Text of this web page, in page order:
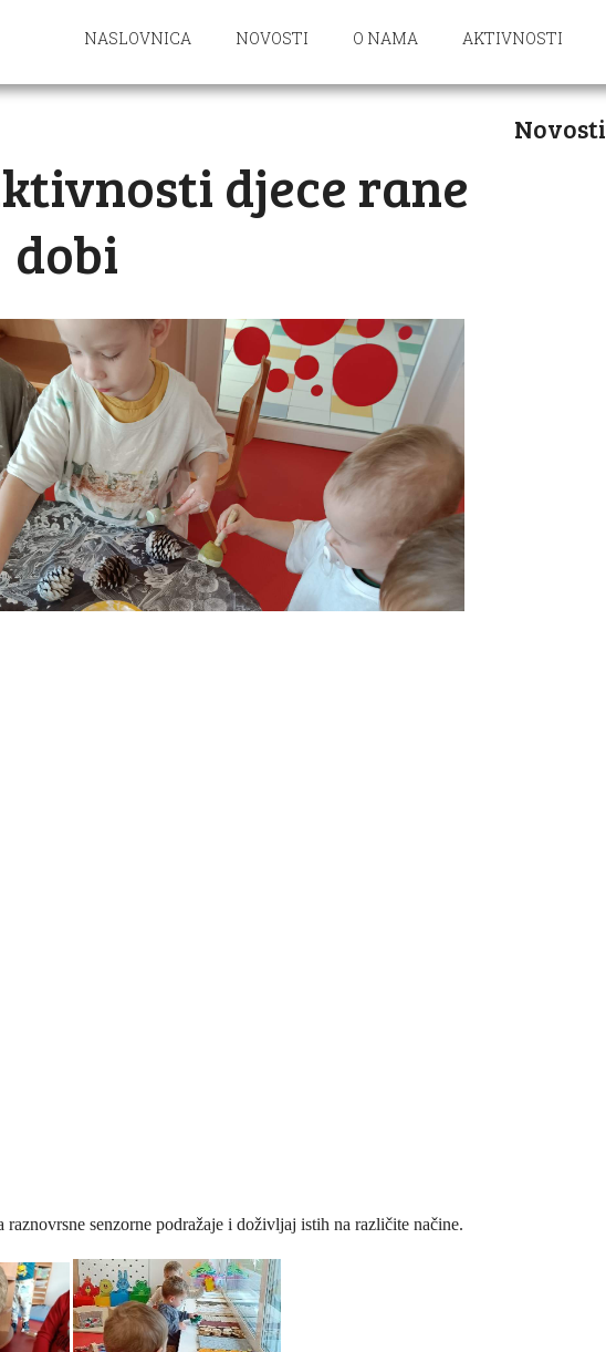
NASLOVNICA NOVOSTI O NAMA AKTIVNOSTI
djece rane
dobi
raznovrsne senzorne podražaje i doživljaj istih na različite načine.
Novosti